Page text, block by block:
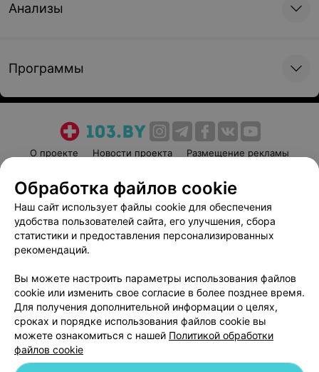
Анализы
Программы
О проекте Новости проекта
Размещение рекламы
Пользовательское соглашение
Способы оплаты
Вакансии
Партнеры
Написать руководителю 103.by
Обработка персональных данных
Обработка файлов cookie
Наш сайт использует файлы cookie для обеспечения
удобства пользователей сайта, его улучшения, сбора
статистики и предоставления персонализированных
рекомендаций.
Вы можете настроить параметры использования файлов
cookie или изменить свое согласие в более позднее время.
Для получения дополнительной информации о целях,
сроках и порядке использования файлов cookie вы
можете ознакомиться с нашей Политикой обработки
файлов cookie